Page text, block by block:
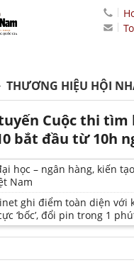
THƯƠNG HIỆU HỘI
Cuộc thi tìm
bắt đầu từ 10h
học – ngân hàng, kiến
Nam
ghi điểm toàn diện với
‘bốc’, đổi pin trong 1